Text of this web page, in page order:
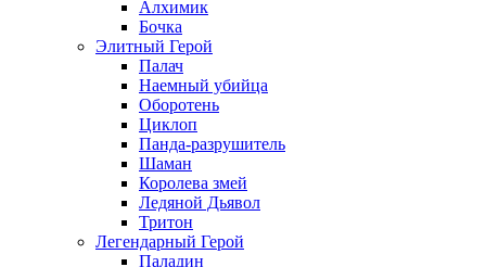
Алхимик
Бочка
Элитный Герой
Палач
Наемный убийца
Оборотень
Циклоп
Панда-разрушитель
Шаман
Королева змей
Ледяной Дьявол
Тритон
Легендарный Герой
Паладин